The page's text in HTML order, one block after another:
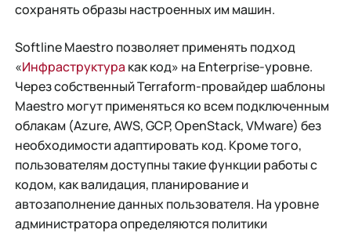
сохранять образы настроенных им машин.
Softline Maestro позволяет применять подход
«Инфраструктура как код» на Enterprise-уровне.
Через собственный Terraform-провайдер шаблоны
Maestro могут применяться ко всем подключенным
облакам (Azure, AWS, GCP, OpenStack, VMware) без
необходимости адаптировать код. Кроме того,
пользователям доступны такие функции работы с
кодом, как валидация, планирование и
автозаполнение данных пользователя. На уровне
администратора определяются политики